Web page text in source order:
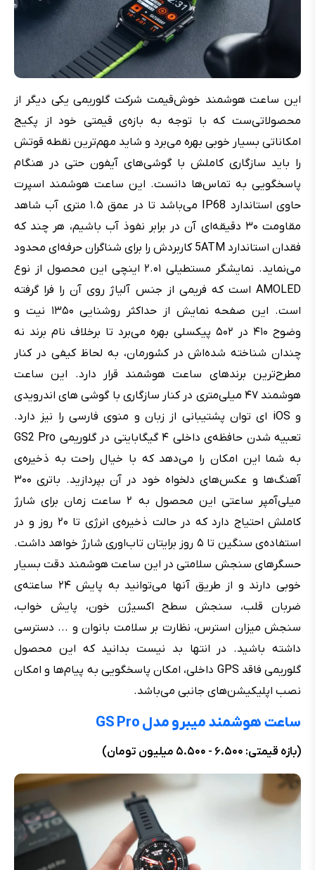
این ساعت هوشمند خوش‌قیمت شرکت گلوریمی یکی دیگر از
محصولاتی‌ست که با توجه به بازه‌ی قیمتی خود از پکیج
امکاناتی بسیار خوبی بهره می‌برد و شاید مهم‌ترین نقطه قوتش
را باید سازگاری کاملش با گوشی‌های آیفون حتی در هنگام
پاسخگویی به تماس‌ها دانست. این ساعت هوشمند اسپرت
حاوی استاندارد IP68 می‌باشد تا در عمق ۱.۵ متری آب شاهد
مقاومت ۳۰ دقیقه‌ای آن در برابر نفوذ آب باشیم، هر چند که
فقدان استاندارد 5ATM کاربردش را برای شناگران حرفه‌ای محدود
می‌نماید. نمایشگر مستطیلی ۲.۰۱ اینچی این محصول از نوع
AMOLED است که فریمی از جنس آلیاژ روی آن را فرا گرفته
است. این صفحه نمایش از حداکثر روشنایی ۱۳۵۰ نیت و
وضوح ۴۱۰ در ۵۰۲ پیکسلی بهره می‌برد تا برخلاف نام برند نه
چندان شناخته شده‌اش در کشورمان، به لحاظ کیفی در کنار
مطرح‌ترین برندهای ساعت هوشمند قرار دارد. این ساعت
هوشمند ۴۷ میلی‌متری در کنار سازگاری با گوشی های اندرویدی
و iOS ای توان پشتیبانی از زبان و منوی فارسی را نیز دارد.
تعبیه شدن حافظه‌ی داخلی ۴ گیگابایتی در گلوریمی GS2 Pro
به شما این امکان را می‌دهد که با خیال راحت به ذخیره‌ی
آهنگ‌ها و عکس‌های دلخواه خود در آن بپردازید. باتری ۳۰۰
میلی‌آمپر ساعتی این محصول به ۲ ساعت زمان برای شارژ
کاملش احتیاج دارد که در حالت ذخیره‌ی انرژی تا ۲۰ روز و در
استفاده‌ی سنگین تا ۵ روز برایتان تاب‌اوری شارژ خواهد داشت.
حسگرهای سنجش سلامتی در این ساعت هوشمند دقت بسیار
خوبی دارند و از طریق آنها می‌توانید به پایش ۲۴ ساعته‌ی
ضربان قلب، سنجش سطح اکسیژن خون، پایش خواب،
سنجش میزان استرس، نظارت بر سلامت بانوان و ... دسترسی
داشته باشید. در انتها بد نیست بدانید که این محصول
گلوریمی فاقد GPS داخلی، امکان پاسخگویی به پیام‌ها و امکان
نصب اپلیکیشن‌های جانبی می‌باشد.
ساعت هوشمند میبرو مدل GS Pro
(بازه قیمتی: ۶.۵۰۰ - ۵.۵۰۰ میلیون تومان)